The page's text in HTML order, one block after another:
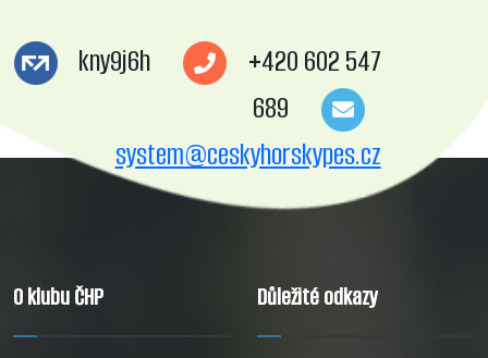
kny9j6h
+420 602 547
689
system@ceskyhorskypes.cz
O klubu ČHP Důležité odkazy